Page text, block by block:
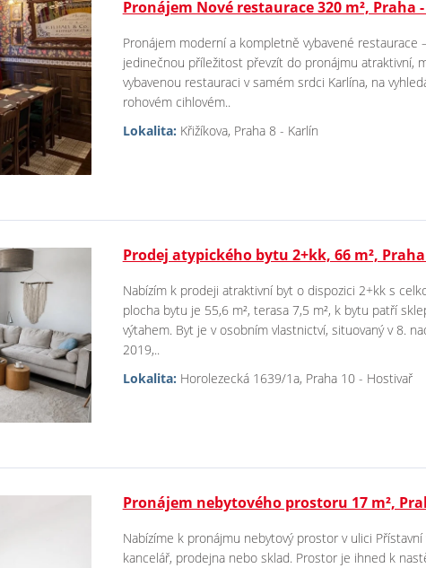
Pronájem Nové restaurace 320 m², Praha
Pronájem moderní a kompletně vybavené restaurace
jedinečnou příležitost převzít do pronájmu atraktivní,
vybavenou restauraci v samém srdci Karlína, na
rohovém cihlovém..
Lokalita: Křižíkova, Praha 8 - Karlín
Prodej atypického bytu 2+kk, 66 m²,
Nabízím k prodeji atraktivní byt o dispozici 2+kk s
plocha bytu je 55,6 m², terasa 7,5 m², k bytu patří
výtahem. Byt je v osobním vlastnictví, situovaný v 8.
2019,..
Lokalita: Horolezecká 1639/1a, Praha 10 - Hostivař
Pronájem nebytového prostoru 17 m²,
Nabízíme k pronájmu nebytový prostor v ulici
kancelář, prodejna nebo sklad. Prostor je ihned k